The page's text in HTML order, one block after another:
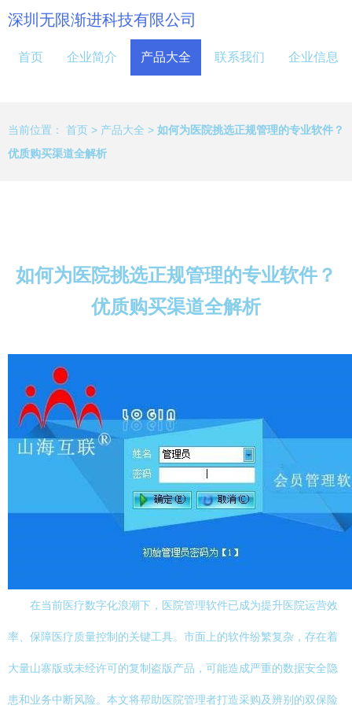
深圳无限渐进科技有限公司
首页 企业简介 产品大全 联系我们 企业信息
当前位置： 首页 > 产品大全 > 如何为医院挑选正规管理的专业软件？
优质购买渠道全解析
如何为医院挑选正规管理的专业软件？
优质购买渠道全解析
在当前医疗数字化浪潮下，医院管理软件已成为提升医院运营效
率、保障医疗质量控制的关键工具。市面上的软件纷繁复杂，存在着
大量山寨版或未经许可的复制盗版产品，可能造成严重的数据安全隐
患和业务中断风险。本文将帮助医院管理者打造采购及辨别的双保险